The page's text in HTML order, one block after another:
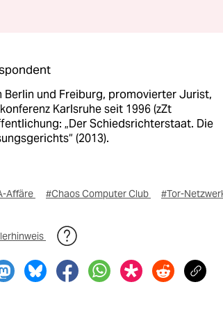
Berlin und Freiburg, promovierter Jurist,
Karlsruhe seit 1996 (zZt
„Der Schiedsrichterstaat. Die
(2013).
Affäre #Chaos Computer Club #Tor-